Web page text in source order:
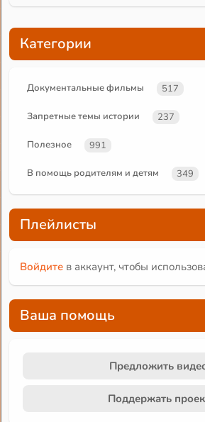
Категории
Документальные фильмы 517
Запретные темы истории 237
Полезное 991
В помощь родителям и детям 349
Плейлисты
Войдите в аккаунт, чтобы
Ваша помощь
Предложить
Поддержать